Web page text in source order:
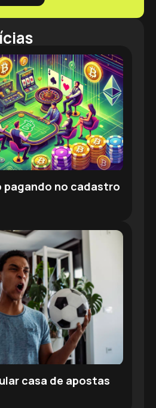
pagando no cadastro
casa de apostas